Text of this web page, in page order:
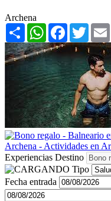
Archena
Share WhatsAppFacebook
Twitter
Experiencias Destino
Tipo
Fecha entrada